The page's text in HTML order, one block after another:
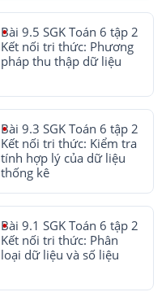
Bài 9.5 SGK Toán 6 tập 2
Kết nối tri thức: Phương
pháp thu thập dữ liệu
Bài 9.3 SGK Toán 6 tập 2
Kết nối tri thức: Kiểm tra
tính hợp lý của dữ liệu
thống kê
Bài 9.1 SGK Toán 6 tập 2
Kết nối tri thức: Phân
loại dữ liệu và số liệu